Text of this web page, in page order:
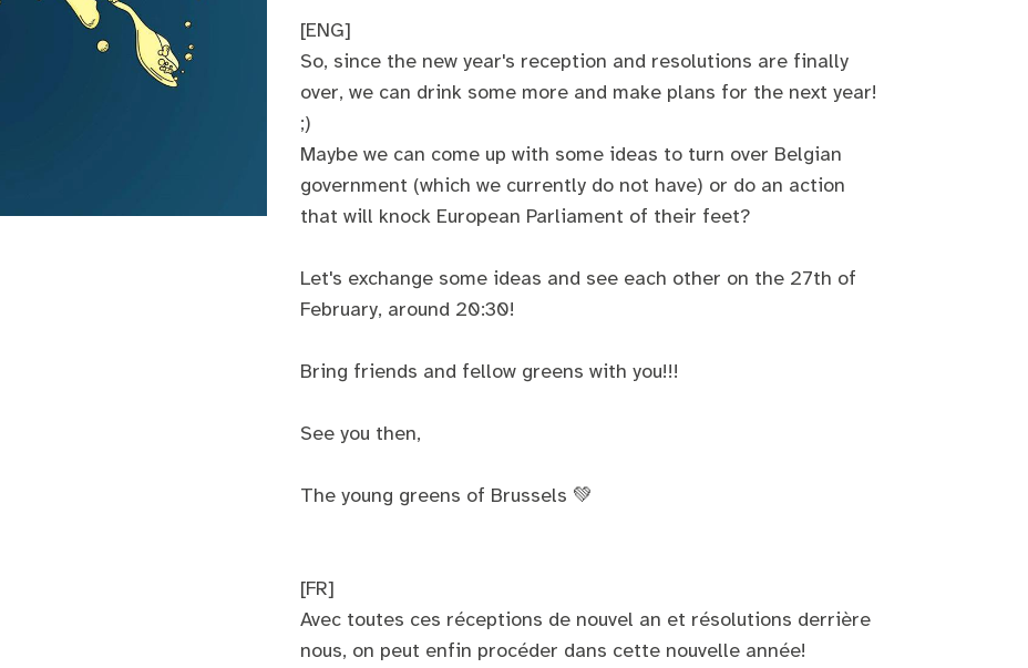
[ENG]
So, since the new year's reception and resolutions are finally
over, we can drink some more and make plans for the next year!
;)
Maybe we can come up with some ideas to turn over Belgian
government (which we currently do not have) or do an action
that will knock European Parliament of their feet?
Let's exchange some ideas and see each other on the 27th of
February, around 20:30!
Bring friends and fellow greens with you!!!
See you then,
The young greens of Brussels 💚
[FR]
Avec toutes ces réceptions de nouvel an et résolutions derrière
nous, on peut enfin procéder dans cette nouvelle année!